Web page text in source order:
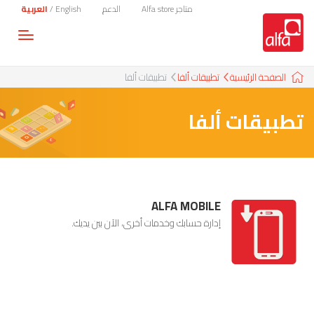
English
/العربية الدعم متاجر Alfa store
الصفحة الرئيسية تطبيقات ألفا تطبيقات ألفا
تطبيقات ألفا
ALFA MOBILE
إدارة حسابك وخدمات أخرى، الآن بين يديك.